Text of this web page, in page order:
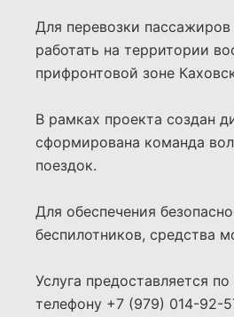
Для перевозки
работать на территории
прифронтовой зоне
В рамках проекта создан
сформирована команда
поездок.
Для обеспечения
беспилотников, средства
Услуга предоставляется
телефону +7 (979) 014-92-